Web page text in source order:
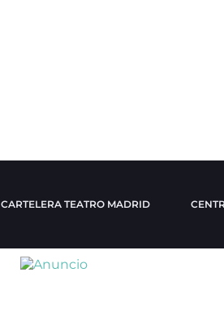
CARTELERA TEATRO MADRID